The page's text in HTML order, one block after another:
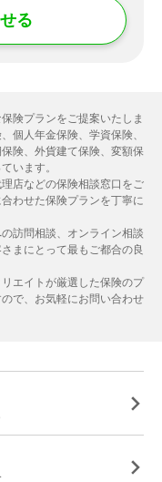
る
険プランをご提案いたしま
個人年金保険、学資保険、
険、外貨建て保険、変額保
います。
店などの保険相談窓口をご
わせた保険プランを丁寧に
訪問相談、オンライン相談
まにとって最もご都合の良
エイトが厳選した保険のプ
で、お気軽にお問い合わせ